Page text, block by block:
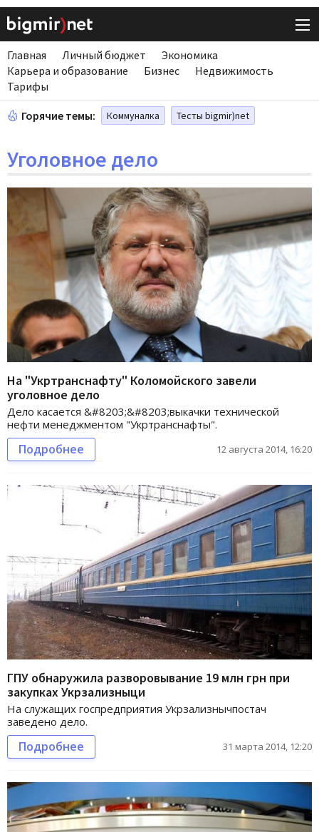
Главная Личный бюджет
Экономика
Карьера и образование
Бизнес
Недвижимость
Тарифы
Горячие темы: Коммуналка Тесты bigmir)net
Уголовное дело
На "Укртранснафту" Коломойского завели
уголовное дело
Дело касается &#8203;&#8203;выкачки технической
нефти менеджментом "Укртранснафты".
Подробнее 12 августа 2014, 16:20
ГПУ обнаружила разворовывание 19 млн грн при
закупках Укрзализныци
На служащих госпредприятия Укрзализнычпостач
заведено дело.
Подробнее 31 марта 2014, 12:20